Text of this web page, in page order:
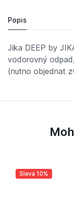
Popis
Jika DEEP by
vodorovný
(nutno objednat
Sleva 10%